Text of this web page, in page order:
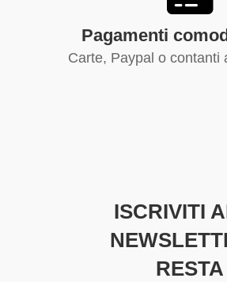
Pagamenti
Carte, Paypal o contanti
ISCRIVITI
RESTA